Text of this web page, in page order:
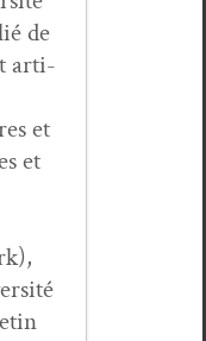
de
arti­
et
et